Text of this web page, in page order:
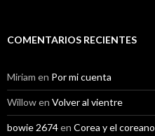
COMENTARIOS RECIENTES
Miriam en Por mi cuenta
Willowen Volver al vientre
bowie 2674en Corea y el coreano